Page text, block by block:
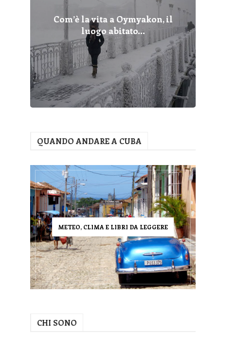
Com’è la vita a Oymyakon, il
luogo abitato...
QUANDO ANDARE A CUBA
METEO, CLIMA E LIBRI DA LEGGERE
CHI SONO